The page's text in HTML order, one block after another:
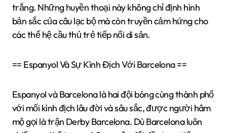
trắng. Những huyền thoại này không chỉ định hình
bản sắc của câu lạc bộ mà còn truyền cảm hứng cho
các thế hệ cầu thủ trẻ tiếp nối di sản.
== Espanyol Và Sự Kình Địch Với Barcelona ==
Espanyol và Barcelona là hai đội bóng cùng thành phố
với mối kình địch lâu đời và sâu sắc, được người hâm
mộ gọi là trận Derby Barcelona. Dù Barcelona luôn